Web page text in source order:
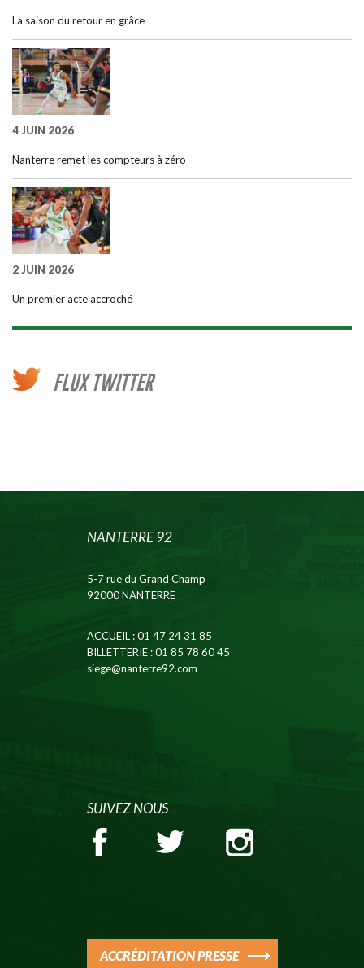
La saison du retour en grâce
4 JUIN 2026
Nanterre remet les compteurs à zéro
2 JUIN 2026
Un premier acte accroché
FLUX TWITTER
NANTERRE 92
5-7 rue du Grand Champ
92000 NANTERRE
ACCUEIL: 01 47 24 31 85
BILLETTERIE: 01 85 78 60 45
siege@nanterre92.com
SUIVEZ NOUS
ACCRÉDITATION PRESSE